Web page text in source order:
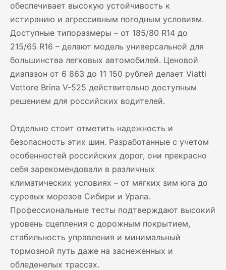
обеспечивает высокую устойчивость к
истиранию и агрессивным погодным условиям.
Доступные типоразмеры – от 185/80 R14 до
215/65 R16 – делают модель универсальной для
большинства легковых автомобилей. Ценовой
диапазон от 6 863 до 11 150 рублей делает Viatti
Vettore Brina V-525 действительно доступным
решением для российских водителей.
Отдельно стоит отметить надежность и
безопасность этих шин. Разработанные с учетом
особенностей российских дорог, они прекрасно
себя зарекомендовали в различных
климатических условиях – от мягких зим юга до
суровых морозов Сибири и Урала.
Профессиональные тесты подтверждают высокий
уровень сцепления с дорожным покрытием,
стабильность управления и минимальный
тормозной путь даже на заснеженных и
обледенелых трассах.